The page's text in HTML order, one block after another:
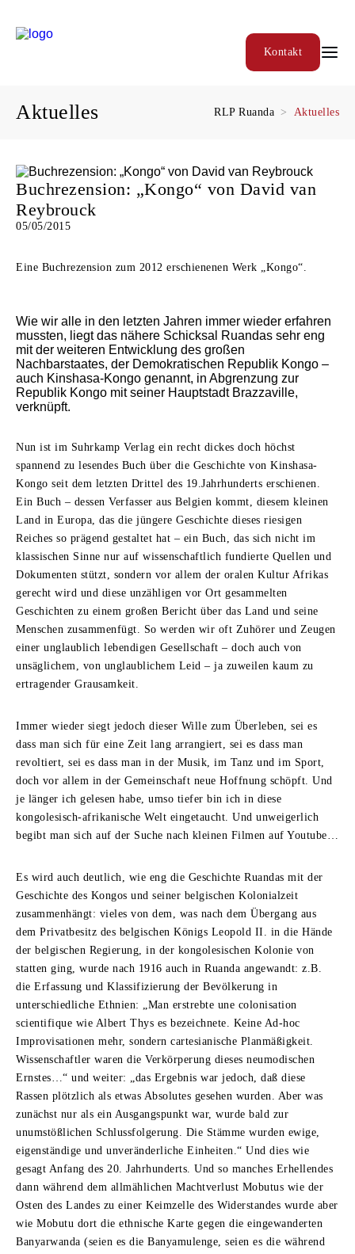
Kontakt
Aktuelles RLP Ruanda Aktuelles
05/05/2015
Buchrezension: „Kongo“ von David van
Reybrouck
Eine Buchrezension zum 2012 erschienenen Werk „Kongo“.
Wie wir alle in den letzten Jahren immer wieder erfahren
mussten, liegt das nähere Schicksal Ruandas sehr eng
mit der weiteren Entwicklung des großen
Nachbarstaates, der Demokratischen Republik Kongo –
auch Kinshasa-Kongo genannt, in Abgrenzung zur
Republik Kongo mit seiner Hauptstadt Brazzaville,
verknüpft.
Nun ist im Suhrkamp Verlag ein recht dickes doch höchst
spannend zu lesendes Buch über die Geschichte von Kinshasa-
Kongo seit dem letzten Drittel des 19.Jahrhunderts erschienen.
Ein Buch – dessen Verfasser aus Belgien kommt, diesem kleinen
Land in Europa, das die jüngere Geschichte dieses riesigen
Reiches so prägend gestaltet hat – ein Buch, das sich nicht im
klassischen Sinne nur auf wissenschaftlich fundierte Quellen und
Dokumenten stützt, sondern vor allem der oralen Kultur Afrikas
gerecht wird und diese unzähligen vor Ort gesammelten
Geschichten zu einem großen Bericht über das Land und seine
Menschen zusammenfügt. So werden wir oft Zuhörer und Zeugen
einer unglaublich lebendigen Gesellschaft – doch auch von
unsäglichem, von unglaublichem Leid – ja zuweilen kaum zu
ertragender Grausamkeit.
Immer wieder siegt jedoch dieser Wille zum Überleben, sei es
dass man sich für eine Zeit lang arrangiert, sei es dass man
revoltiert, sei es dass man in der Musik, im Tanz und im Sport,
doch vor allem in der Gemeinschaft neue Hoffnung schöpft. Und
je länger ich gelesen habe, umso tiefer bin ich in diese
kongolesisch-afrikanische Welt eingetaucht. Und unweigerlich
begibt man sich auf der Suche nach kleinen Filmen auf Youtube…
Es wird auch deutlich, wie eng die Geschichte Ruandas mit der
Geschichte des Kongos und seiner belgischen Kolonialzeit
zusammenhängt: vieles von dem, was nach dem Übergang aus
dem Privatbesitz des belgischen Königs Leopold II. in die Hände
der belgischen Regierung, in der kongolesischen Kolonie von
statten ging, wurde nach 1916 auch in Ruanda angewandt: z.B.
die Erfassung und Klassifizierung der Bevölkerung in
unterschiedliche Ethnien: „Man erstrebte une colonisation
scientifique wie Albert Thys es bezeichnete. Keine Ad-hoc
Improvisationen mehr, sondern cartesianische Planmäßigkeit.
Wissenschaftler waren die Verkörperung dieses neumodischen
Ernstes…“ und weiter: „das Ergebnis war jedoch, daß diese
Rassen plötzlich als etwas Absolutes gesehen wurden. Aber was
zunächst nur als ein Ausgangspunkt war, wurde bald zur
unumstößlichen Schlussfolgerung. Die Stämme wurden ewige,
eigenständige und unveränderliche Einheiten.“ Und dies wie
gesagt Anfang des 20. Jahrhunderts. Und so manches Erhellendes
dann während dem allmählichen Machtverlust Mobutus wie der
Osten des Landes zu einer Keimzelle des Widerstandes wurde aber
wie Mobutu dort die ethnische Karte gegen die eingewanderten
Banyarwanda (seien es die Banyamulenge, seien es die während